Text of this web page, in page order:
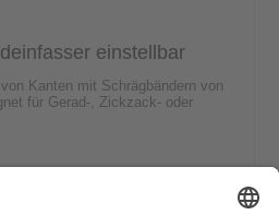
einstellbar
Kanten mit Schrägbändern von
für Gerad-, Zickzack- oder